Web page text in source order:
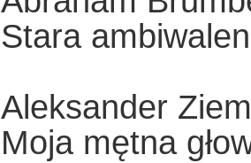
Stara
Aleksander
Moja mętna